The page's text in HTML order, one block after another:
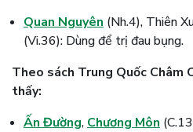
Quan Nguyên (Nh.4), Thiên
(Vi.36): Dùng để trị đau bụng.
Theo sách Trung Quốc Châm
thấy:
Ấn Đường, Chương Môn